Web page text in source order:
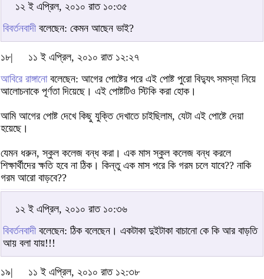
১২ ই এপ্রিল, ২০১০ রাত ১০:৩৫
বিবর্তনবাদীবলেছেন: কেমন আছেন ভাই?
১৮|
১১ ই এপ্রিল, ২০১০ রাত ১২:২৭
আবিরে রাঙ্গানোবলেছেন: আগের পোষ্টের পরে এই পোষ্ট পুরো বিদ্যুৎ সমস্যা নিয়ে
আলোচনাকে পূর্ণতা দিয়েছে। এই পোষ্টটিও স্টিকি করা হোক।
আমি আগের পোষ্ট দেখে কিছু যুক্তি দেখাতে চাইছিলাম, যেটা এই পোষ্টে দেয়া
হয়েছে।
যেমন ধরুন, স্কুল কলেজ বন্ধ করা। এক মাস স্কুল কলেজ বন্ধ করলে
শিক্ষার্থীদের ক্ষতি হবে না ঠিক। কিন্তু এক মাস পরে কি গরম চলে যাবে?? নাকি
গরম আরো বাড়বে??
১২ ই এপ্রিল, ২০১০ রাত ১০:৩৬
বিবর্তনবাদীবলেছেন: ঠিক বলেছেন। একটাকা দুইটাকা বাচানো কে কি আর বাড়তি
আয় বলা যায়!!!
১৯|
১১ ই এপ্রিল, ২০১০ রাত ১২:৩৮